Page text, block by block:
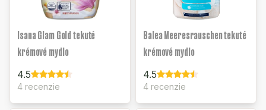
Isana Glam Gold tekuté
krémové mydlo
4.5
4 recenzie
Balea Meeresrauschen tekuté
krémové mydlo
4.5
4 recenzie